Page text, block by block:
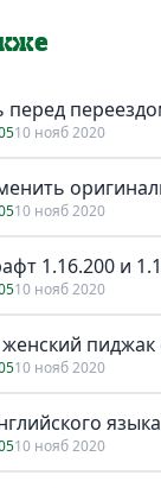
перед
10 нояб 2020
10 нояб 2020
1.16.200 и
10 нояб 2020
пиджак
10 нояб 2020
языка
10 нояб 2020